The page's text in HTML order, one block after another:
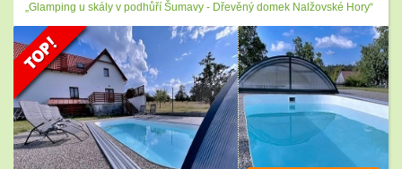
„Glamping u skály v podhůří Šumavy - Dřevěný domek Nalžovské Hory“